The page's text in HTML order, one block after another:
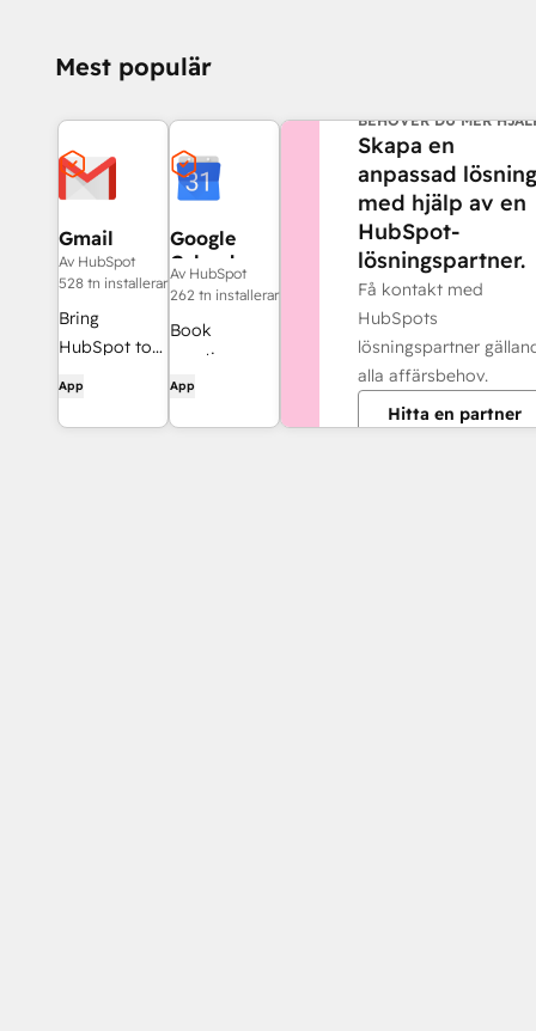
Mest populär
Gmail
Av HubSpot
528 tn installerar
Bring
HubSpot to
HubSpot
App
Google
Calendar
Av HubSpot
262 tn installerar
Book
meetings
quickly and
App
BEHÖVER DU MER
Skapa en
anpassad lösning
med hjälp av en
HubSpot-
lösningspartner.
Få kontakt med
HubSpots
lösningspartner
alla affärsbehov.
Hitta en partner